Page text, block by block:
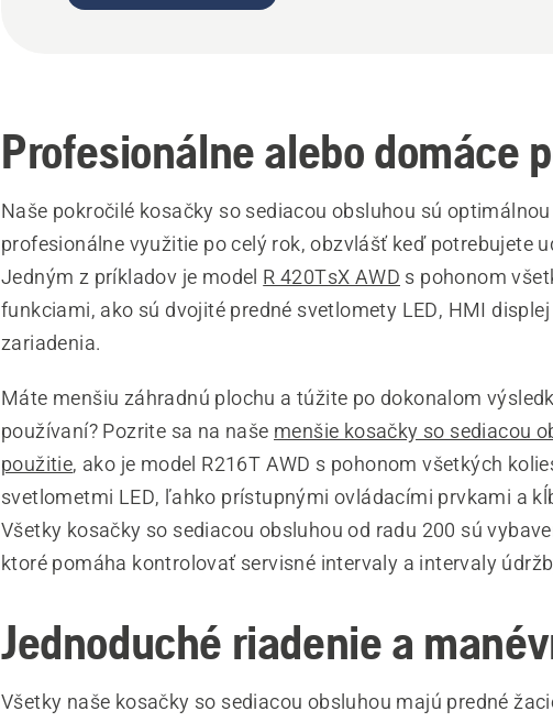
Profesionálne alebo domáce
Naše pokročilé kosačky so sediacou obsluhou sú
profesionálne využitie po celý rok, obzvlášť keď potrebujete
Jedným z príkladov je model R 420TsX AWD s pohonom
funkciami, ako sú dvojité predné svetlomety LED, HMI
zariadenia.
Máte menšiu záhradnú plochu a túžite po dokonalom
používaní? Pozrite sa na naše menšie kosačky so sediacou
použitie, ako je model R216T AWD s pohonom všetkých
svetlometmi LED, ľahko prístupnými ovládacími prvkami a
Všetky kosačky so sediacou obsluhou od radu 200 sú
ktoré pomáha kontrolovať servisné intervaly a intervaly
Jednoduché riadenie a
Všetky naše kosačky so sediacou obsluhou majú predné